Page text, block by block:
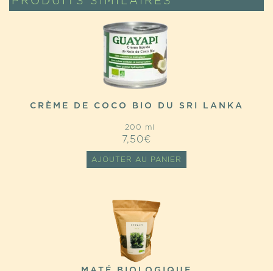
CRÈME DE COCO BIO DU SRI LANKA
200 ml
7,50€
AJOUTER AU PANIER